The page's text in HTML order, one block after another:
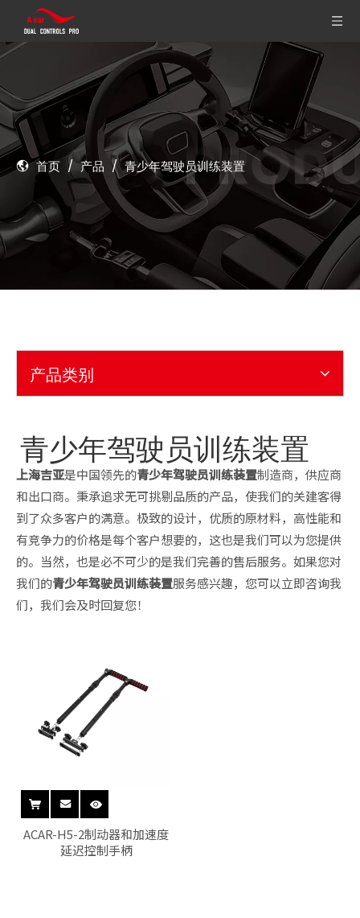
首页 / 产品 / 青少年驾驶员训练装置
产品类别
青少年驾驶员训练装置
上海吉亚是中国领先的青少年驾驶员训练装置制造商，供应商
和出口商。秉承追求无可挑剔品质的产品，使我们的关建客得
到了众多客户的满意。极致的设计，优质的原材料，高性能和
有竞争力的价格是每个客户想要的，这也是我们可以为您提供
的。当然，也是必不可少的是我们完善的售后服务。如果您对
我们的青少年驾驶员训练装置服务感兴趣，您可以立即咨询我
们，我们会及时回复您！
ACAR-H5-2制动器和加速度
延迟控制手柄